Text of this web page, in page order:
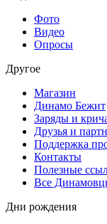
Фото
Видео
Опросы
Другое
Магазин
Динамо Бежит
Заряды и
Друзья и
Поддержка
Контакты
Полезные
Все
Дни рождения